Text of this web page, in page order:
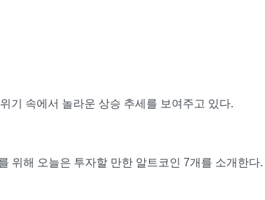
기 속에서 놀라운 상승 추세를 보여주고 있다.
위해 오늘은 투자할 만한 알트코인 7개를 소개한다.